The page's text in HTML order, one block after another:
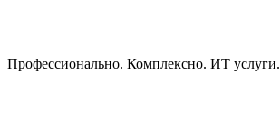
Профессионально. Комплексно. ИТ услуги.